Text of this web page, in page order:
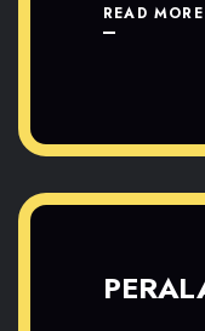
READ MORE